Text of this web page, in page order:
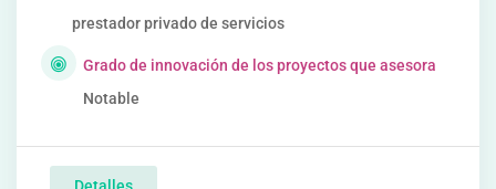
prestador privado de servicios
Grado de innovación de los proyectos que asesora
Notable